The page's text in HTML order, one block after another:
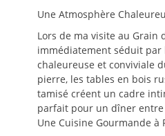
Une Atmosphère
Lors de ma visite au Grain
immédiatement séduit par
chaleureuse et conviviale
pierre, les tables en bois
tamisé créent un cadre
parfait pour un dîner
Une Cuisine Gourmande à